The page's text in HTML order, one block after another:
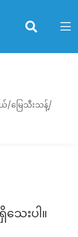
/မြေသီးသန့်/
သေးပါ။